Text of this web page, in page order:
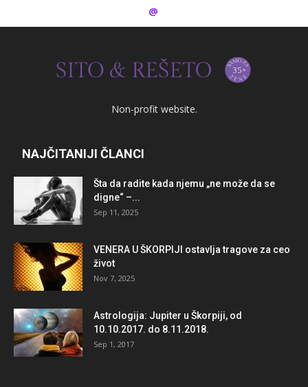
@
Non-profit website.
NAJČITANIJI ČLANCI
Šta da radite kada njemu „ne može da se
digne“ –...
Sep 11, 2025
VENERA U ŠKORPIJI ostavlja tragove za ceo
život
Nov 7, 2025
Astrologija: Jupiter u Škorpiji, od
10.10.2017. do 8.11.2018.
Sep 1, 2017